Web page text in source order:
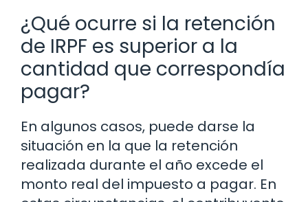
¿Qué ocurre si la retención
de IRPF es superior a la
cantidad que correspondía
pagar?
En algunos casos, puede darse la
situación en la que la retención
realizada durante el año excede el
monto real del impuesto a pagar. En